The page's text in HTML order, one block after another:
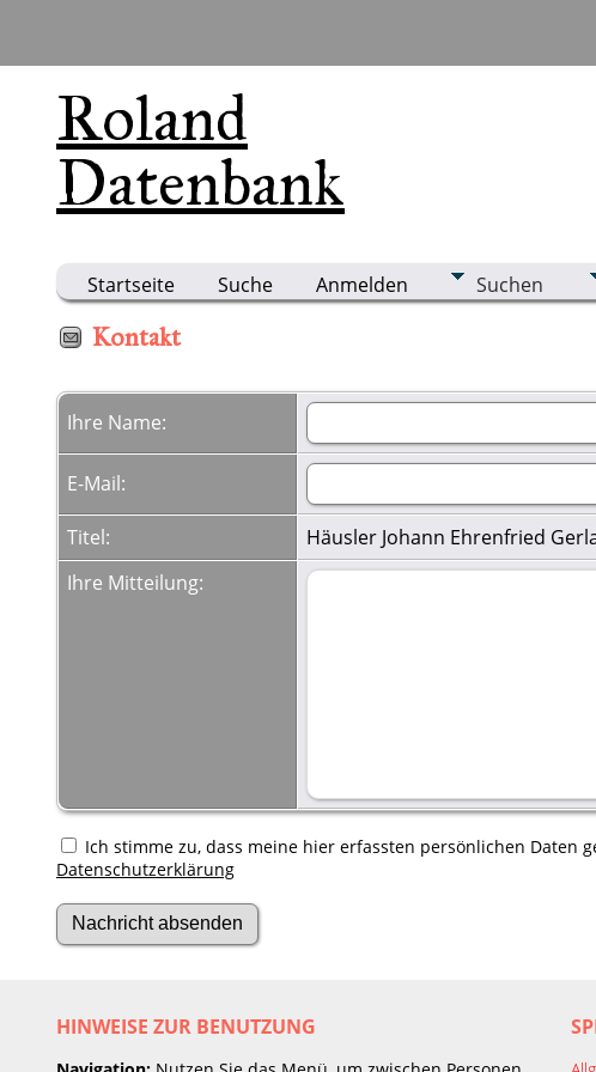
Roland
Datenbank
Startseite Suche Anmelden Suchen
Kontakt
Ihre Name:
E-Mail:
Titel:
Häusler Johann Ehrenfried
Ihre Mitteilung:
Ich stimme zu, dass meine hier erfassten persönlichen Daten
Datenschutzerklärung
HINWEISE ZUR BENUTZUNG